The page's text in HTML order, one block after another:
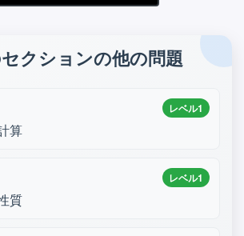
クションの他の問題
レベル1
算
レベル1
質